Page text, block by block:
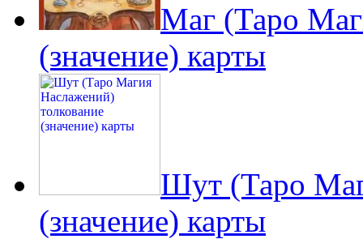
Маг (Таро
(значение) карты
Шут (Таро
(значение) карты